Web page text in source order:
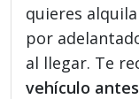
quieres
por
al llegar. Te
vehículo